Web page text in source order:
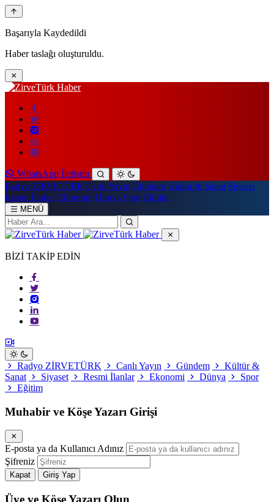
Başarıyla Kaydedildi
Haber taslağı oluşturuldu.
WhatsApp İletişim
Radyo ZİRVETÜRK Canlı Yayın Gündem Kültür & Sanat Siyaset
Resmi İlanlar Ekonomi Dünya Spor Eğitim
MENÜ
BİZİ TAKİP EDİN
Radyo ZİRVETÜRK Canlı Yayın Gündem
Kültür &
Sanat
Siyaset Resmi İlanlar Ekonomi Dünya
Spor
Eğitim
Muhabir ve Köşe Yazarı Girişi
E-posta ya da Kullanıcı Adınız
Şifreniz
Kapat Giriş Yap
Üye ve Köşe Yazarı Olun